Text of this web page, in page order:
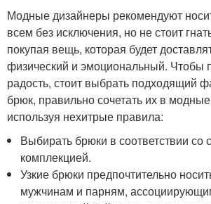
Модные дизайнеры рекомендуют
всем без исключения, но не стоит
покупая вещь, которая будет
физический и эмоциональный. Чтобы
радость, стоит выбрать подходящий
брюк, правильно сочетать их в
используя нехитрые правила:
Выбирать брюки в соответствии со
комплекцией.
Узкие брюки предпочтительно
мужчинам и парням,